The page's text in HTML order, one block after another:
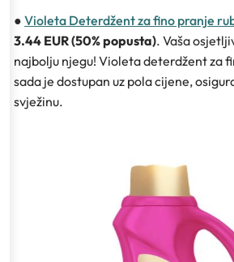
● Violeta Deterdžent za fino pranje
3.44 EUR (50% popusta). Vaša
najbolju njegu! Violeta deterdžent za
sada je dostupan uz pola cijene,
svježinu.